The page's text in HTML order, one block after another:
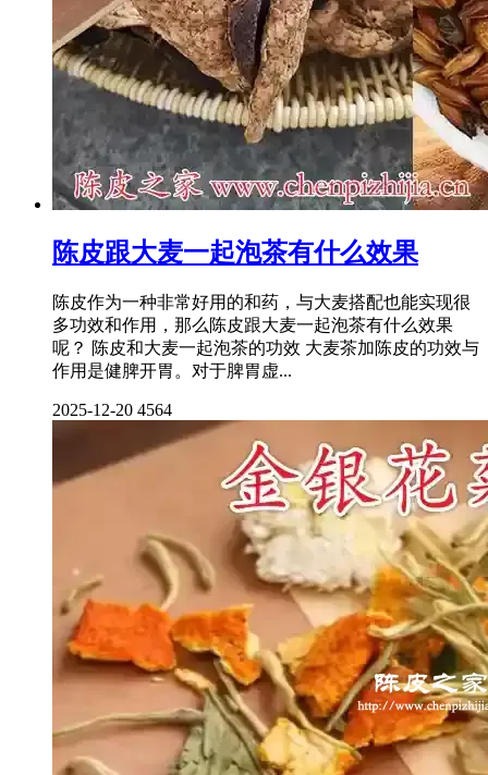
陈皮跟大麦一起泡茶有什么效果
陈皮作为一种非常好用的和药，与大麦搭配也能实现很
多功效和作用，那么陈皮跟大麦一起泡茶有什么效果
呢？ 陈皮和大麦一起泡茶的功效 大麦茶加陈皮的功效与
作用是健脾开胃。对于脾胃虚...
2025-12-20 4564